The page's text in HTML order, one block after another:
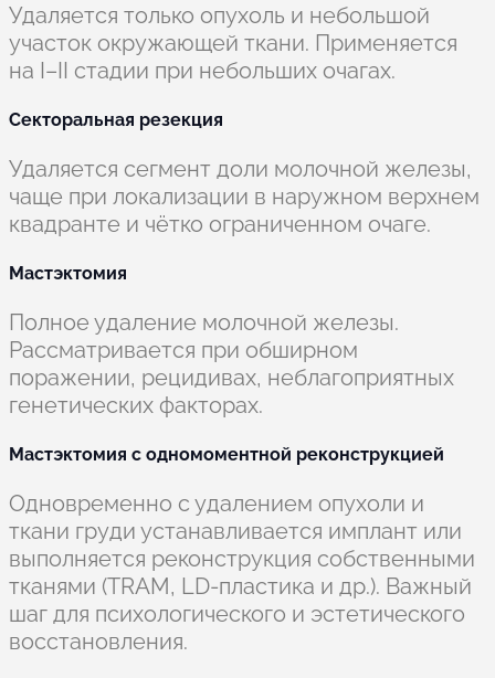
Удаляется только опухоль и небольшой
участок окружающей ткани. Применяется
на I–II стадии при небольших очагах.
Секторальная резекция
Удаляется сегмент доли молочной железы,
чаще при локализации в наружном верхнем
квадранте и чётко ограниченном очаге.
Мастэктомия
Полное удаление молочной железы.
Рассматривается при обширном
поражении, рецидивах, неблагоприятных
генетических факторах.
Мастэктомия с одномоментной реконструкцией
Одновременно с удалением опухоли и
ткани груди устанавливается имплант или
выполняется реконструкция собственными
тканями (TRAM, LD-пластика и др.). Важный
шаг для психологического и эстетического
восстановления.